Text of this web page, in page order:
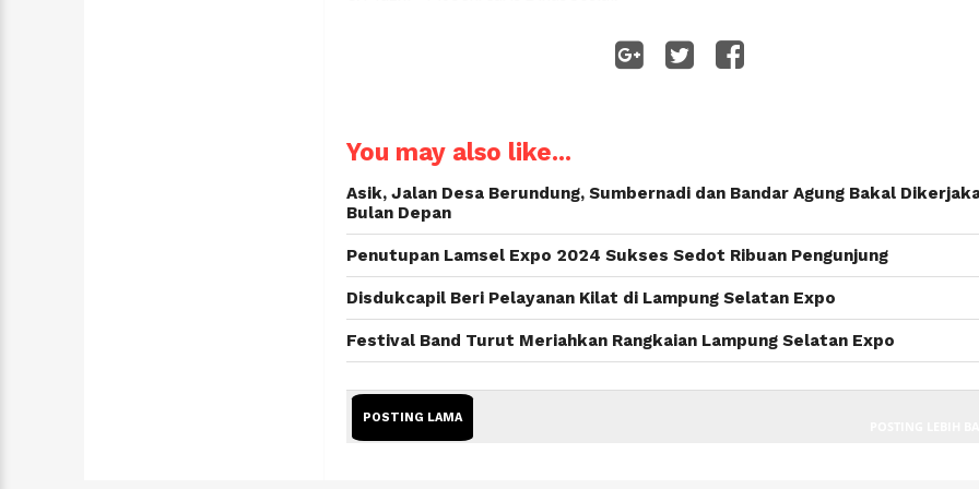
You may also like...
Asik, Jalan Desa Berundung, Sumbernadi dan Bandar Agung Bakal
Bulan Depan
Penutupan Lamsel Expo 2024 Sukses Sedot Ribuan Pengunjung
Disdukcapil Beri Pelayanan Kilat di Lampung Selatan Expo
Festival Band Turut Meriahkan Rangkaian Lampung Selatan Expo
POSTING LAMA